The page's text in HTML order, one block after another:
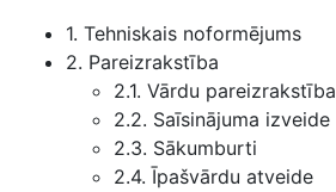
1. Tehniskais noformējums
2. Pareizrakstība
2.1. Vārdu pareizrakstība
2.2. Saīsinājuma izveide
2.3. Sākumburti
2.4. Īpašvārdu atveide